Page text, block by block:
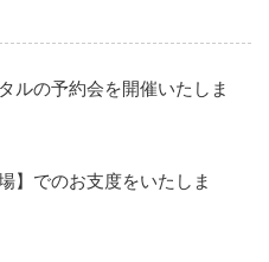
ルの予約会を開催いたしま
】でのお支度をいたしま